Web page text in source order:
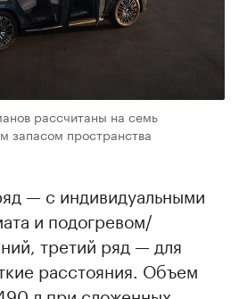
рассчитаны на семь
запасом пространства
— с индивидуальными
и подогревом/
третий ряд — для
расстояния. Объем